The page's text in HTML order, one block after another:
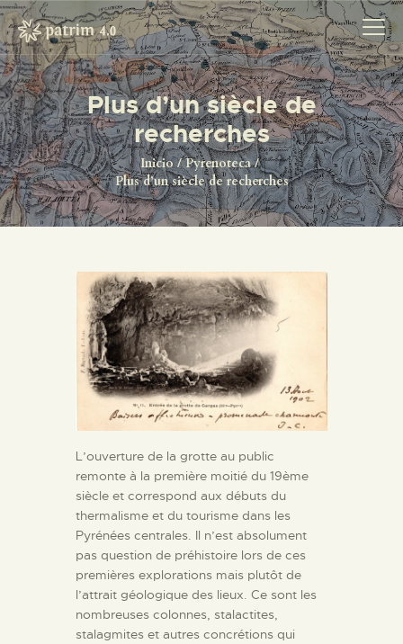
Plus d’un siècle de
recherches
Inicio
Pyrenoteca
Plus d’un siècle de recherches
INICIO
PYRENOTECA 4.0
PROYECTOS
LA RED
L’ouverture de la grotte au public
remonte à la première moitié du 19ème
siècle et correspond aux débuts du
thermalisme et du tourisme dans les
Pyrénées centrales. Il n’est absolument
pas question de préhistoire lors de ces
premières explorations mais plutôt de
l’attrait géologique des lieux. Ce sont les
nombreuses colonnes, stalactites,
stalagmites et autres concrétions qui